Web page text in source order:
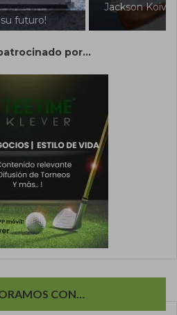
Koivun sacude al mundo del
golf
por...
CON…